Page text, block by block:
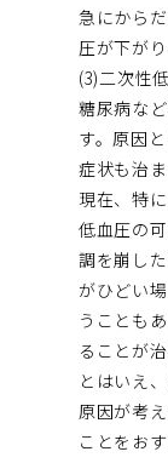
急にから
圧が下が
(3)二次性
糖尿病な
す。原因
症状も治ま
現在、特
低血圧の
調を崩し
がひどい
うことも
ることが
とはいえ
原因が考
ことをお